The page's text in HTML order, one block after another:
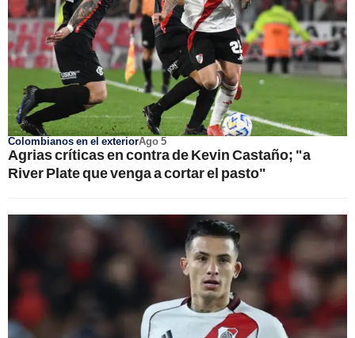
Colombianos en el exteriorAgo 5
Agrias críticas en contra de Kevin Castaño; "a
River Plate que venga a cortar el pasto"